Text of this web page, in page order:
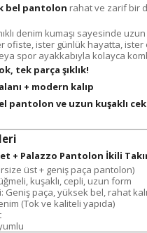
bel pantolon rahat ve zarif bir
denim kumaşı sayesinde
ofiste, ister günlük hayatta, ister
spor ayakkabıyla kolayca
tek parça şıklık!
+ modern kalıp
pantolon ve uzun kuşaklı
+ Palazzo Pantolon İkili
üst + geniş paça pantolon)
kuşaklı, cepli, uzun form
Geniş paça, yüksek bel, rahat
(Tok ve kaliteli yapıda)